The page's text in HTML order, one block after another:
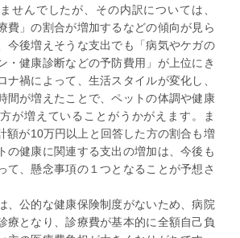
せんでしたが、その内訳については、
費」の割合が増加するなどの傾向が見ら
今後増えそうな支出でも「病気やケガの
・健康診断などの予防費用」が上位にき
ナ禍によって、生活スタイルが変化し、
間が増えたことで、ペットの体調や健康
が増えていることがうかがえます。ま
額が10万円以上と回答した方の割合も増
の健康に関連する支出の増加は、今後も
て、懸念事項の１つとなることが予想さ
、公的な健康保険制度がないため、病院
療となり、診療費が基本的に全額自己負